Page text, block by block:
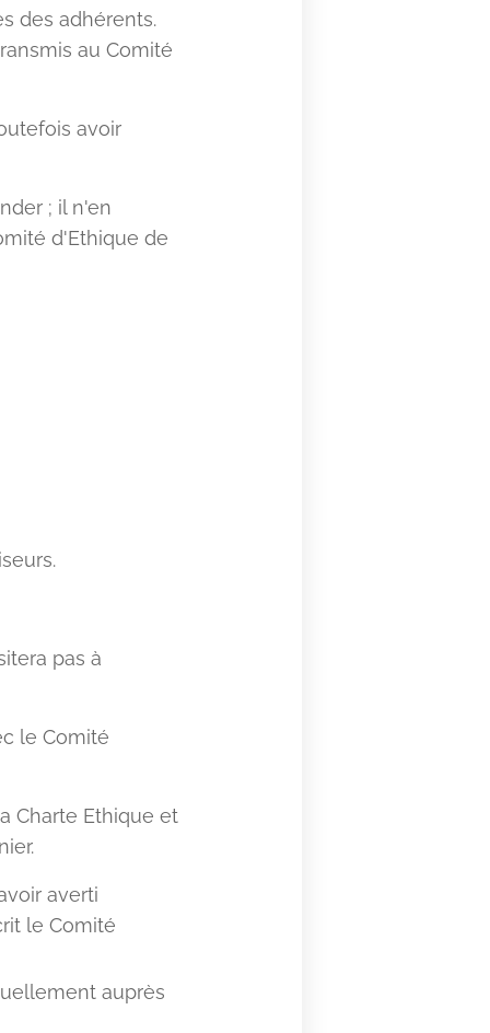
des adhérents.
au Comité
avoir
; il n'en
d'Ethique de
pas à
le Comité
Charte Ethique et
averti
le Comité
auprès